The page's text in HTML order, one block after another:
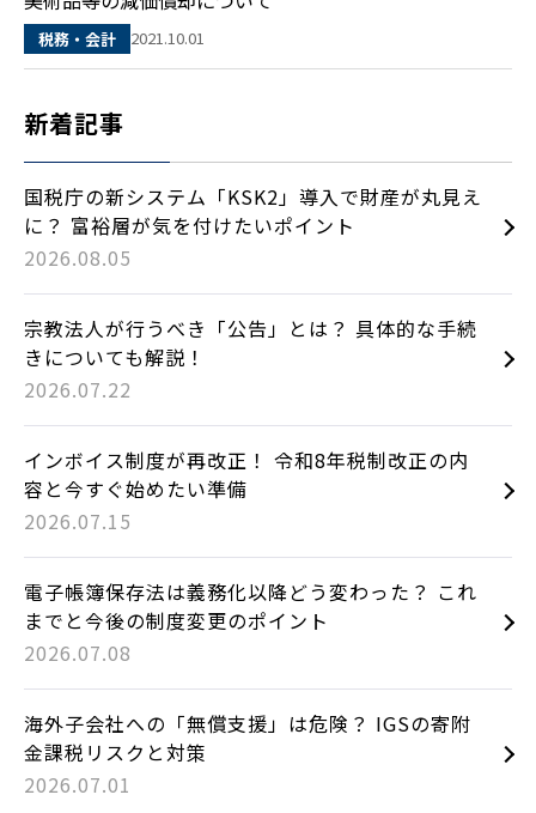
税務・会計 2021.10.01
新着記事
国税庁の新システム「KSK2」導入で財産が丸見え
に？ 富裕層が気を付けたいポイント
2026.08.05
宗教法人が行うべき「公告」とは？ 具体的な手続
きについても解説！
2026.07.22
インボイス制度が再改正！ 令和8年税制改正の内
容と今すぐ始めたい準備
2026.07.15
電子帳簿保存法は義務化以降どう変わった？ これ
までと今後の制度変更のポイント
2026.07.08
海外子会社への「無償支援」は危険？ IGSの寄附
金課税リスクと対策
2026.07.01